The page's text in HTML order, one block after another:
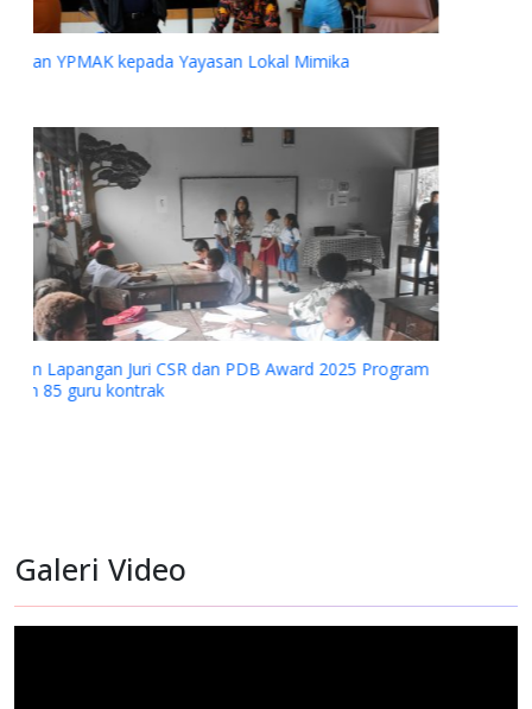
PKS YPMAK dan Rumah Sakit Siloam Grup
Galeri Video